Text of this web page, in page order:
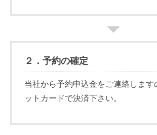
２． 予約の確定
当社から予約申込金をご連絡します
ットカードで決済下さい。